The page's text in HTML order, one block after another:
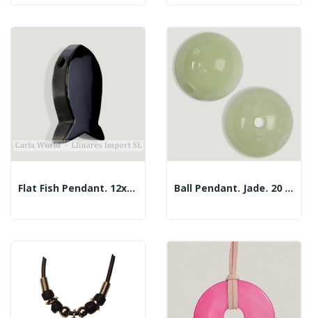
Flat Fish Pendant. 12x25mm Jet Ball Pendant. Jade. 20 Mm